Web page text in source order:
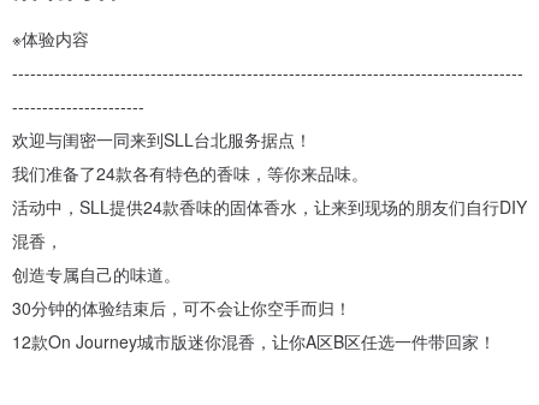
※体验内容
-------------------------------------------------------------------------------------
----------------------
欢迎与闺密一同来到SLL台北服务据点！
我们准备了24款各有特色的香味，等你来品味。
活动中，SLL提供24款香味的固体香水，让来到现场的朋友们自行DIY
混香，
创造专属自己的味道。
30分钟的体验结束后，可不会让你空手而归！
12款On Journey城市版迷你混香，让你A区B区任选一件带回家！